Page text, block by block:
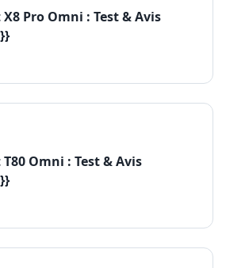
X8 Pro Omni : Test & Avis
Omni : Test & Avis